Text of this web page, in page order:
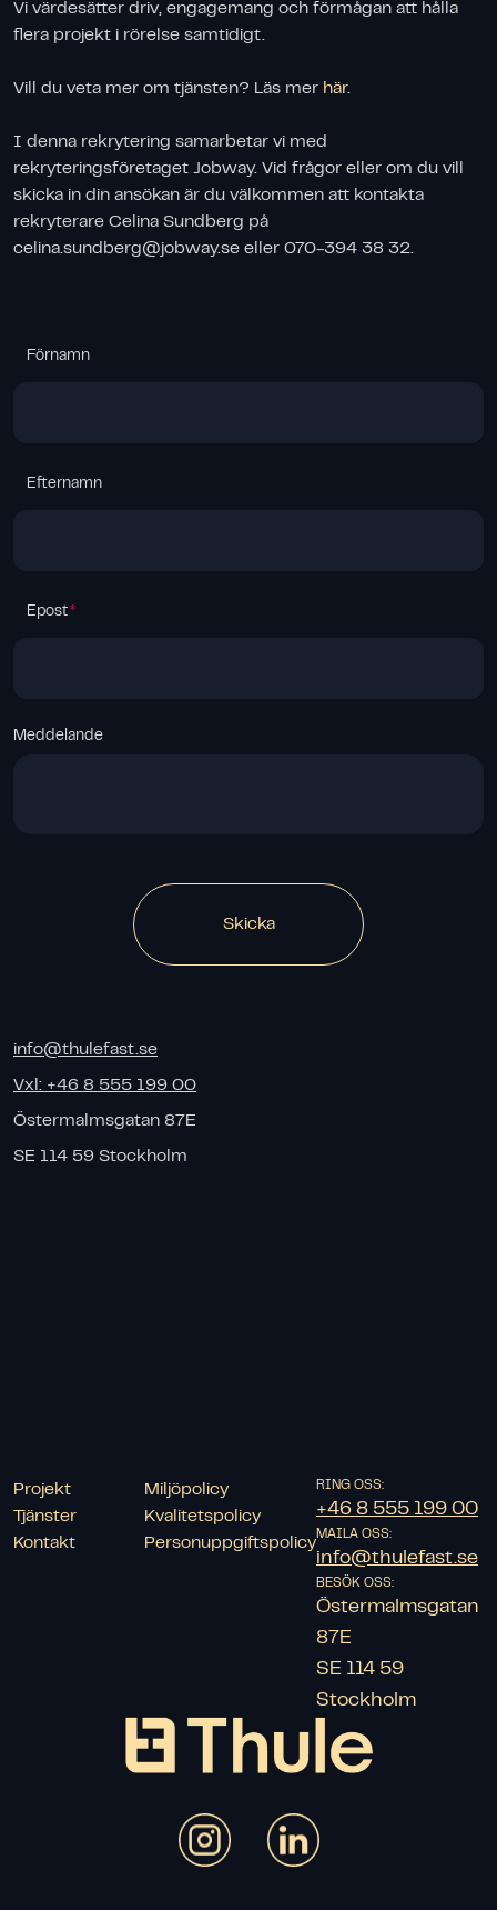
Vi värdesätter driv, engagemang och förmågan att hålla
flera projekt i rörelse samtidigt.
Vill du veta mer om tjänsten? Läs mer här.
I denna rekrytering samarbetar vi med
rekryteringsföretaget Jobway. Vid frågor eller om du vill
skicka in din ansökan är du välkommen att kontakta
rekryterare Celina Sundberg på
celina.sundberg@jobway.se eller 070-394 38 32.
Förnamn
Efternamn
Epost
Meddelande
Skicka
info@thulefast.se
Vxl: +46 8 555 199 00
Östermalmsgatan 87E
SE 114 59 Stockholm
Projekt
Tjänster
Kontakt
Miljöpolicy
Kvalitetspolicy
Personuppgiftspolicy
RING OSS:
+46 8 555 199 00
MAILA OSS:
info@thulefast.se
BESÖK OSS:
Östermalmsgatan
87E
SE 114 59
Stockholm